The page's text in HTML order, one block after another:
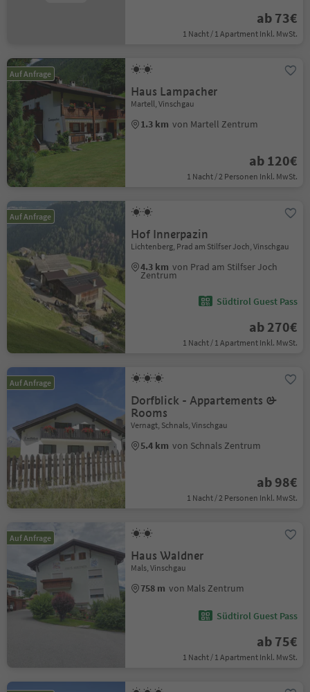
ab 73€
1 Nacht / 1 Apartment Inkl. MwSt.
Auf Anfrage
Haus Lampacher
Martell, Vinschgau
1.3 km von Martell Zentrum
ab 120€
1 Nacht / 2 Personen Inkl. MwSt.
Auf Anfrage
Hof Innerpazin
Lichtenberg, Prad am Stilfser Joch, Vinschgau
4.3 km von Prad am Stilfser Joch
Zentrum
Südtirol Guest Pass
ab 270€
1 Nacht / 1 Apartment Inkl. MwSt.
Auf Anfrage
Dorfblick - Appartements &
Rooms
Vernagt, Schnals, Vinschgau
5.4 km von Schnals Zentrum
ab 98€
1 Nacht / 2 Personen Inkl. MwSt.
Auf Anfrage
Haus Waldner
Mals, Vinschgau
758 m von Mals Zentrum
Südtirol Guest Pass
ab 75€
1 Nacht / 1 Apartment Inkl. MwSt.